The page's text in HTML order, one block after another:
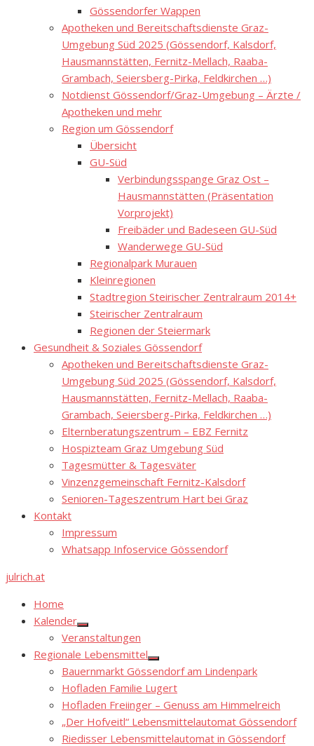
Gössendorfer Wappen
Apotheken und Bereitschaftsdienste Graz-
Umgebung Süd 2025 (Gössendorf, Kalsdorf,
Hausmannstätten, Fernitz-Mellach, Raaba-
Grambach, Seiersberg-Pirka, Feldkirchen …)
Notdienst Gössendorf/Graz-Umgebung – Ärzte /
Apotheken und mehr
Region um Gössendorf
Übersicht
GU-Süd
Verbindungsspange Graz Ost –
Hausmannstätten (Präsentation
Vorprojekt)
Freibäder und Badeseen GU-Süd
Wanderwege GU-Süd
Regionalpark Murauen
Kleinregionen
Stadtregion Steirischer Zentralraum 2014+
Steirischer Zentralraum
Regionen der Steiermark
Gesundheit & Soziales Gössendorf
Apotheken und Bereitschaftsdienste Graz-
Umgebung Süd 2025 (Gössendorf, Kalsdorf,
Hausmannstätten, Fernitz-Mellach, Raaba-
Grambach, Seiersberg-Pirka, Feldkirchen …)
Elternberatungszentrum – EBZ Fernitz
Hospizteam Graz Umgebung Süd
Tagesmütter & Tagesväter
Vinzenzgemeinschaft Fernitz-Kalsdorf
Senioren-Tageszentrum Hart bei Graz
Kontakt
Impressum
Whatsapp Infoservice Gössendorf
julrich.at
Home
Kalender
Show
sub
menu
Veranstaltungen
Regionale Lebensmittel
Show
sub
menu
Bauernmarkt Gössendorf am Lindenpark
Hofladen Familie Lugert
Hofladen Freiinger – Genuss am Himmelreich
„Der Hofveitl“ Lebensmittelautomat Gössendorf
Riedisser Lebensmittelautomat in Gössendorf